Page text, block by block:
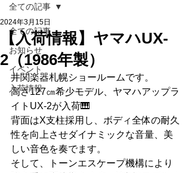
全ての記事
お知らせ
イベント
入荷情報
全ての記事
【入荷情報】ヤマハUX-
2（1986年製）
2024年3月15日
井関楽器札幌ショールームです。
高さ127㎝希少モデル、ヤマハアップラ
イトUX-2が入荷🎹
背面はX支柱採用し、ボディ全体の耐久
性を向上させダイナミックな音量、美
しい音色を奏でます。
そして、トーンエスケープ機構により